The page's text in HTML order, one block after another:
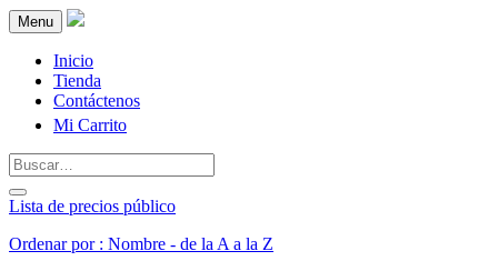
Menu
Inicio
Tienda
Contáctenos
Mi Carrito
Lista de precios público
Ordenar por : Nombre - de la A a la Z